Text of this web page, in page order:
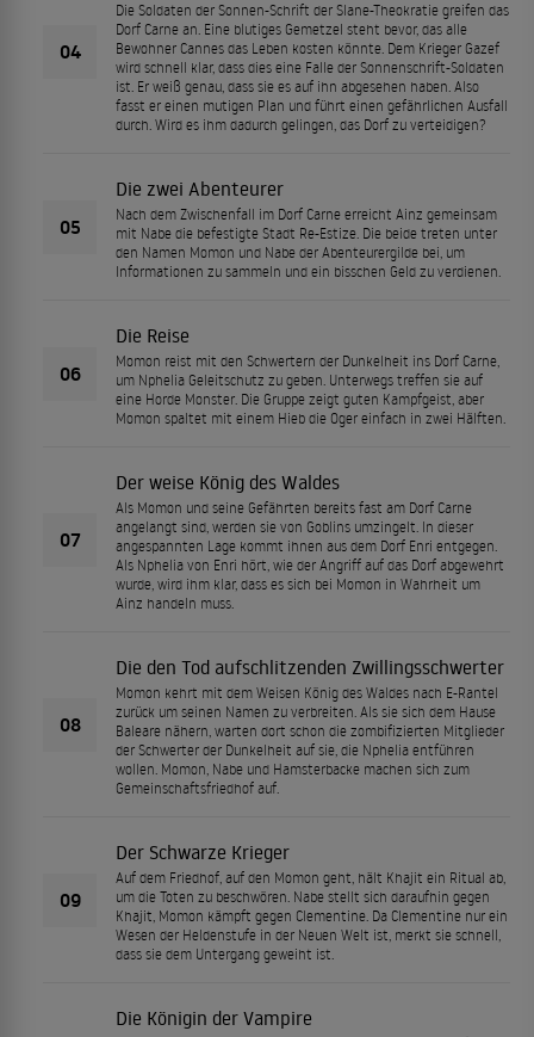
04
Die Soldaten der Sonnen-Schrift der Slane-Theokratie greifen das
Dorf Carne an. Eine blutiges Gemetzel steht bevor, das alle
Bewohner Cannes das Leben kosten könnte. Dem Krieger Gazef
wird schnell klar, dass dies eine Falle der Sonnenschrift-Soldaten
ist. Er weiß genau, dass sie es auf ihn abgesehen haben. Also
fasst er einen mutigen Plan und führt einen gefährlichen Ausfall
durch. Wird es ihm dadurch gelingen, das Dorf zu verteidigen?
05
Die zwei Abenteurer
Nach dem Zwischenfall im Dorf Carne erreicht Ainz gemeinsam
mit Nabe die befestigte Stadt Re-Estize. Die beide treten unter
den Namen Momon und Nabe der Abenteurergilde bei, um
Informationen zu sammeln und ein bisschen Geld zu verdienen.
06
Die Reise
Momon reist mit den Schwertern der Dunkelheit ins Dorf Carne,
um Nphelia Geleitschutz zu geben. Unterwegs treffen sie auf
eine Horde Monster. Die Gruppe zeigt guten Kampfgeist, aber
Momon spaltet mit einem Hieb die Oger einfach in zwei Hälften.
07
Der weise König des Waldes
Als Momon und seine Gefährten bereits fast am Dorf Carne
angelangt sind, werden sie von Goblins umzingelt. In dieser
angespannten Lage kommt ihnen aus dem Dorf Enri entgegen.
Als Nphelia von Enri hört, wie der Angriff auf das Dorf abgewehrt
wurde, wird ihm klar, dass es sich bei Momon in Wahrheit um
Ainz handeln muss.
08
Die den Tod aufschlitzenden Zwillingsschwerter
Momon kehrt mit dem Weisen König des Waldes nach E-Rantel
zurück um seinen Namen zu verbreiten. Als sie sich dem Hause
Baleare nähern, warten dort schon die zombifizierten Mitglieder
der Schwerter der Dunkelheit auf sie, die Nphelia entführen
wollen. Momon, Nabe und Hamsterbacke machen sich zum
Gemeinschaftsfriedhof auf.
09
Der Schwarze Krieger
Auf dem Friedhof, auf den Momon geht, hält Khajit ein Ritual ab,
um die Toten zu beschwören. Nabe stellt sich daraufhin gegen
Khajit, Momon kämpft gegen Clementine. Da Clementine nur ein
Wesen der Heldenstufe in der Neuen Welt ist, merkt sie schnell,
dass sie dem Untergang geweiht ist.
Die Königin der Vampire